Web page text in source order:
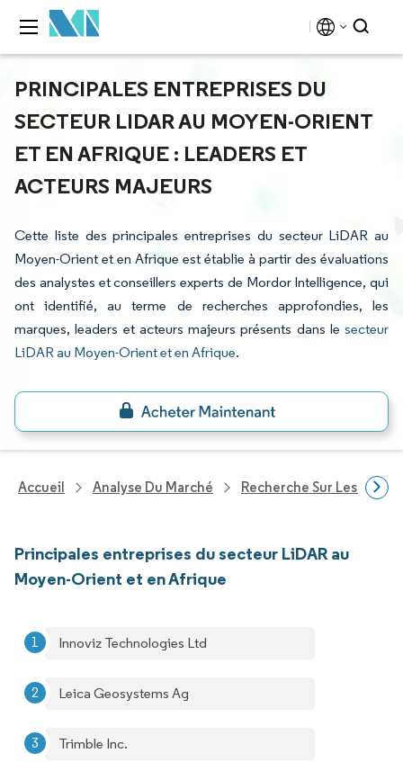
PRINCIPALES ENTREPRISES DU
SECTEUR LIDAR AU MOYEN-ORIENT
ET EN AFRIQUE : LEADERS ET
ACTEURS MAJEURS
Cette liste des principales entreprises du secteur LiDAR au
Moyen-Orient et en Afrique est établie à partir des évaluations
des analystes et conseillers experts de Mordor Intelligence, qui
ont identifié, au terme de recherches approfondies, les
marques, leaders et acteurs majeurs présents dans le secteur
LiDAR au Moyen-Orient et en Afrique.
Accueil Analyse Du Marché Recherche Sur Les
Principales entreprises du secteur LiDAR au
Moyen-Orient et en Afrique
Innoviz Technologies Ltd ​
Leica Geosystems Ag ​
Trimble Inc.